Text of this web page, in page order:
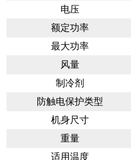
电压
额定功率
最大功率
风量
制冷剂
防触电保护类型
机身尺寸
重量
适用温度